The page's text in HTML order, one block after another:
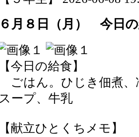
６月８日（月） 今日
【今日の給食】
ごはん。ひじき佃煮、
スープ、牛乳
【献立ひとくちメモ】